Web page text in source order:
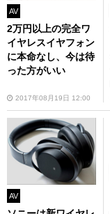
AV
2万円以上の完全ワ
イヤレスイヤフォン
に本命なし、今は待
った方がいい
2017年08月19日 12:00
AV